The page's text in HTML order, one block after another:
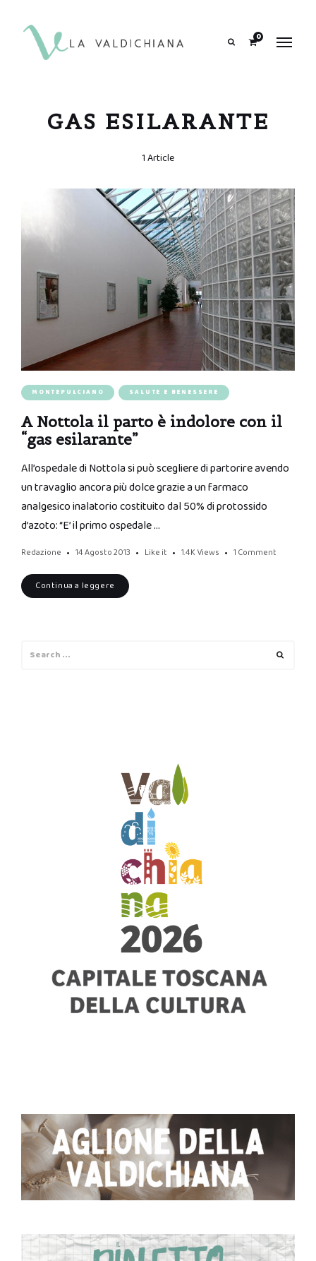
0
GAS ESILARANTE
1 Article
MONTEPULCIANO SALUTE E BENESSERE
A Nottola il parto è indolore con il
“gas esilarante”
All’ospedale di Nottola si può scegliere di partorire avendo
un travaglio ancora più dolce grazie a un farmaco
analgesico inalatorio costituito dal 50% di protossido
d’azoto: “E’ il primo ospedale …
Redazione 14 Agosto 2013 Like it 1.4K Views 1 Comment
Continua a leggere